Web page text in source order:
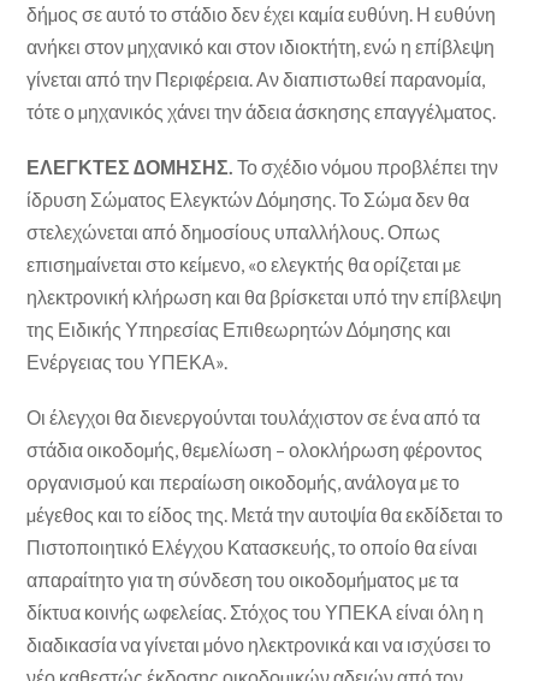
δήµος σε αυτό το στάδιο δεν έχει καµία ευθύνη. Η ευθύνη
ανήκει στον µηχανικό και στον ιδιοκτήτη, ενώ η επίβλεψη
γίνεται από την Περιφέρεια. Αν διαπιστωθεί παρανοµία,
τότε ο µηχανικός χάνει την άδεια άσκησης επαγγέλµατος.
ΕΛΕΓΚΤΕΣ ∆ΟΜΗΣΗΣ.Το σχέδιο νόµου προβλέπει την
ίδρυση Σώµατος Ελεγκτών ∆όµησης. Το Σώµα δεν θα
στελεχώνεται από δηµοσίους υπαλλήλους. Οπως
επισηµαίνεται στο κείµενο, «ο ελεγκτής θα ορίζεται µε
ηλεκτρονική κλήρωση και θα βρίσκεται υπό την επίβλεψη
της Ειδικής Υπηρεσίας Επιθεωρητών ∆όµησης και
Ενέργειας του ΥΠΕΚΑ».
Οι έλεγχοι θα διενεργούνται τουλάχιστον σε ένα από τα
στάδια οικοδοµής, θεµελίωση – ολοκλήρωση φέροντος
οργανισµού και περαίωση οικοδοµής, ανάλογα µε το
µέγεθος και το είδος της. Μετά την αυτοψία θα εκδίδεται το
Πιστοποιητικό Ελέγχου Κατασκευής, το οποίο θα είναι
απαραίτητο για τη σύνδεση του οικοδοµήµατος µε τα
δίκτυα κοινής ωφελείας. Στόχος του ΥΠΕΚΑ είναι όλη η
διαδικασία να γίνεται µόνο ηλεκτρονικά και να ισχύσει το